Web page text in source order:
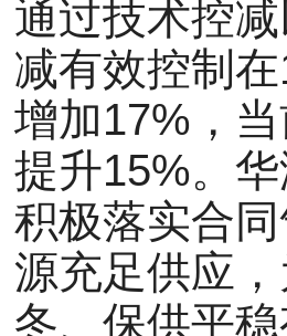
通过技术控
减有效控制
增加17%，
提升15%。
积极落实合
源充足供应
冬、保供平